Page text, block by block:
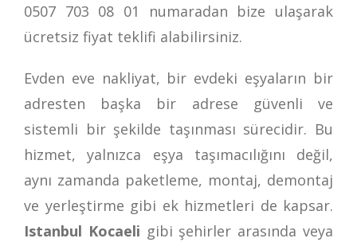
0507 703 08 01
numaradan bize ulaşarak
ücretsiz fiyat teklifi alabilirsiniz.
Evden eve nakliyat, bir evdeki eşyaların bir
adresten başka bir adrese güvenli ve
sistemli bir şekilde taşınması sürecidir. Bu
hizmet, yalnızca eşya taşımacılığını değil,
aynı zamanda paketleme, montaj, demontaj
ve yerleştirme gibi ek hizmetleri de kapsar.
Istanbul Kocaeli gibi şehirler arasında veya